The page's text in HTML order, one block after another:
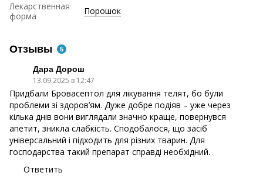
Лекарственная
форма
Порошок
Отзывы 5
Дара Дорош
13.09.2025 в 12:47
Придбали Бровасептол для лікування телят, бо були
проблеми зі здоров’ям. Дуже добре подіяв – уже через
кілька днів вони виглядали значно краще, повернувся
апетит, зникла слабкість. Сподобалося, що засіб
універсальний і підходить для різних тварин. Для
господарства такий препарат справді необхідний.
Ответить